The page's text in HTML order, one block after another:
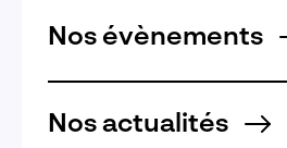
Nos évènements
Nos actualités